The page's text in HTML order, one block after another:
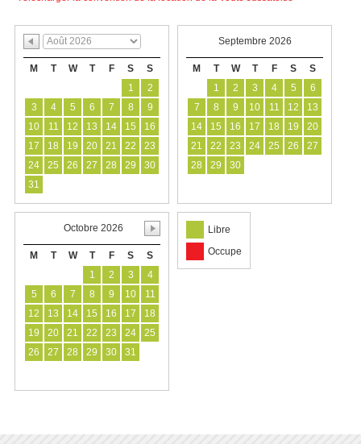
M T W T F S
S
1
2
3
4 5 6 7 8
9
10
11 12 13 14 15
16
17
18 19 20 21 22
23
24
25 26 27 28 29
30
31
Septembre 2026
M T W T F S
S
1
2 3 4 5
6
7
8 9 10 11 12
13
14
15 16 17 18 19
20
21
22 23 24 25 26
27
28
29 30
Octobre 2026
M T W T F S
S
1
2 3
4
5
6 7 8 9 10
11
12
13 14 15 16 17
18
19
20 21 22 23 24
25
26
27 28 29 30 31
Libre
Occupe